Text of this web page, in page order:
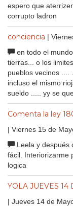
espero que
corrupto ladron
conciencia |
en todo el
tierras... o los
pueblos vecinos ....
incluso el mismo
sueldo ..... yy se
Comenta la ley
| Viernes 15 de
Leela y después
fácil. Interiorizarme
logica
YOLA JUEVES 14
| Jueves 14 de